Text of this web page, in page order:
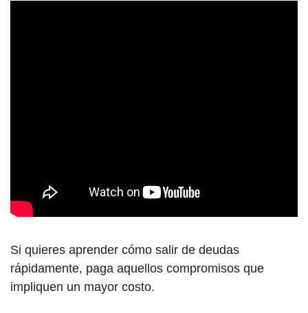
Si quieres aprender cómo salir de deudas
rápidamente, paga aquellos compromisos que
impliquen un mayor costo.